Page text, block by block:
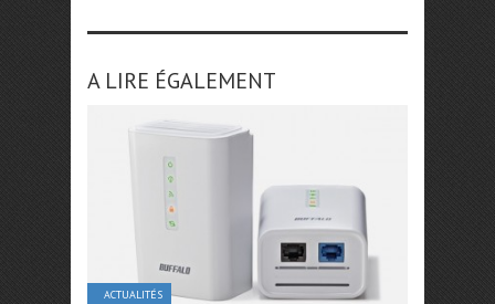
A LIRE ÉGALEMENT
ACTUALITÉS